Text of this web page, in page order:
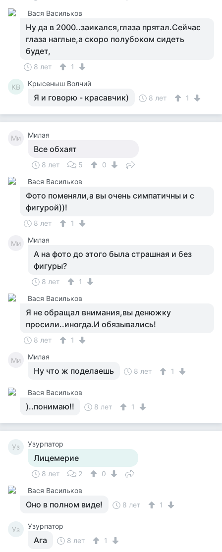
Вася Васильков
Ну да в 2000..заикался,глаза прятал.Сейчас
глаза наглые,а скоро полубоком сидеть
будет,
8 лет 1
КВ Крысеныш Волчий
Я и говорю - красавчик) 8 лет 1
Ми Милая
Все обхаят
8 лет 5
0
Вася Васильков
Фото поменяли,а вы очень симпатичны и с
фигурой))!
8 лет 1
Ми Милая
А на фото до этого была страшная и без
фигуры?
8 лет
1
Вася Васильков
Я не обращал внимания,вы денюжку
просили..иногда.И обязывались!
8 лет 1
Ми Милая
Ну что ж поделаешь 8 лет 1
Вася Васильков
)..понимаю!! 8 лет 1
Уз Узурпатор
Лицемерие
8 лет 2
0
Вася Васильков
Оно в полном виде! 8 лет 1
Уз Узурпатор
Ага 8 лет 1